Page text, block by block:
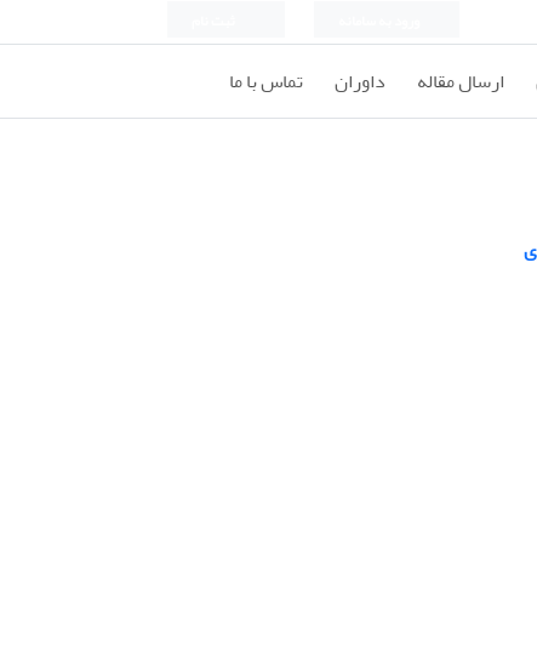
ارسال مقاله داوران تماس با ما